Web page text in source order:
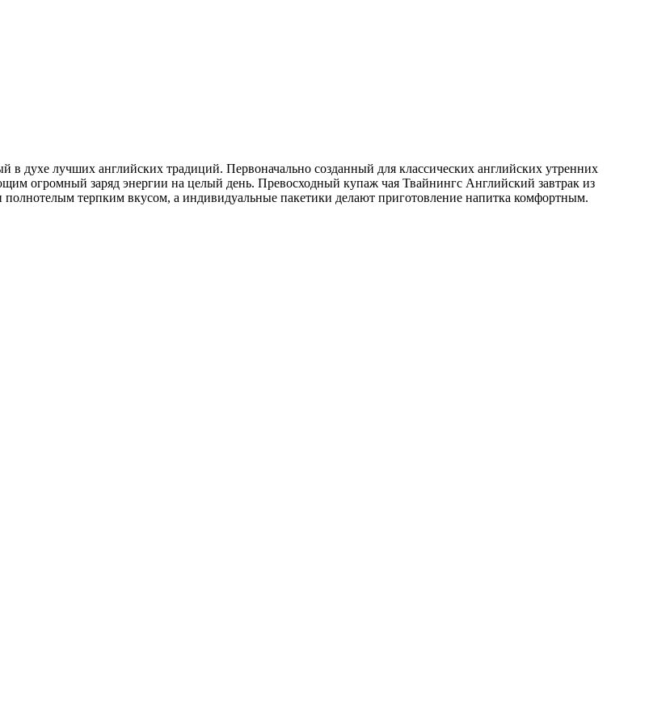
духе лучших английских традиций. Первоначально созданный для классических английских утренних
огромный заряд энергии на целый день. Превосходный купаж чая Твайнингс Английский завтрак из
терпким вкусом, а индивидуальные пакетики делают приготовление напитка комфортным.